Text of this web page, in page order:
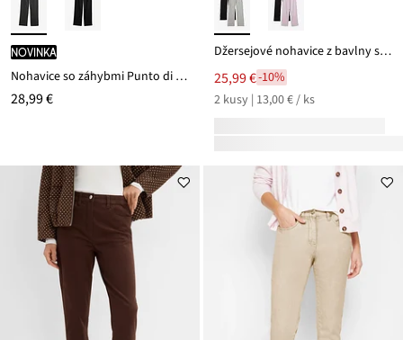
novinka
Nohavice so záhybmi Punto di Roma
28,99 €
Džersejové nohavice z bavlny so strečom (2 ks)
25,99 €-10%
2 kusy | 13,00 € / ks